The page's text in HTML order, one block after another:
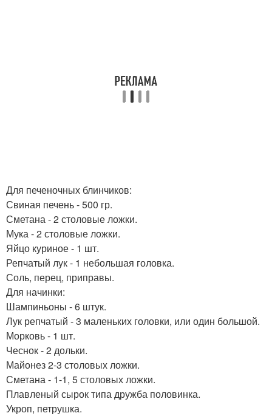
Начинка для
печеночного торта
Торт со сметаной
Торт со сметанным
Печени со сметаной
Торт в мире Торт без молока
Для печеночных блинчиков:
Свиная печень - 500 гр.
Сметана - 2 столовые ложки.
Мука - 2 столовые ложки.
Яйцо куриное - 1 шт.
Репчатый лук - 1 небольшая головка.
Соль, перец, приправы.
Для начинки:
Шампиньоны - 6 штук.
Лук репчатый - 3 маленьких головки, или один большой.
Морковь - 1 шт.
Чеснок - 2 дольки.
Майонез 2-3 столовых ложки.
Сметана - 1-1, 5 столовых ложки.
Плавленый сырок типа дружба половинка.
Укроп, петрушка.